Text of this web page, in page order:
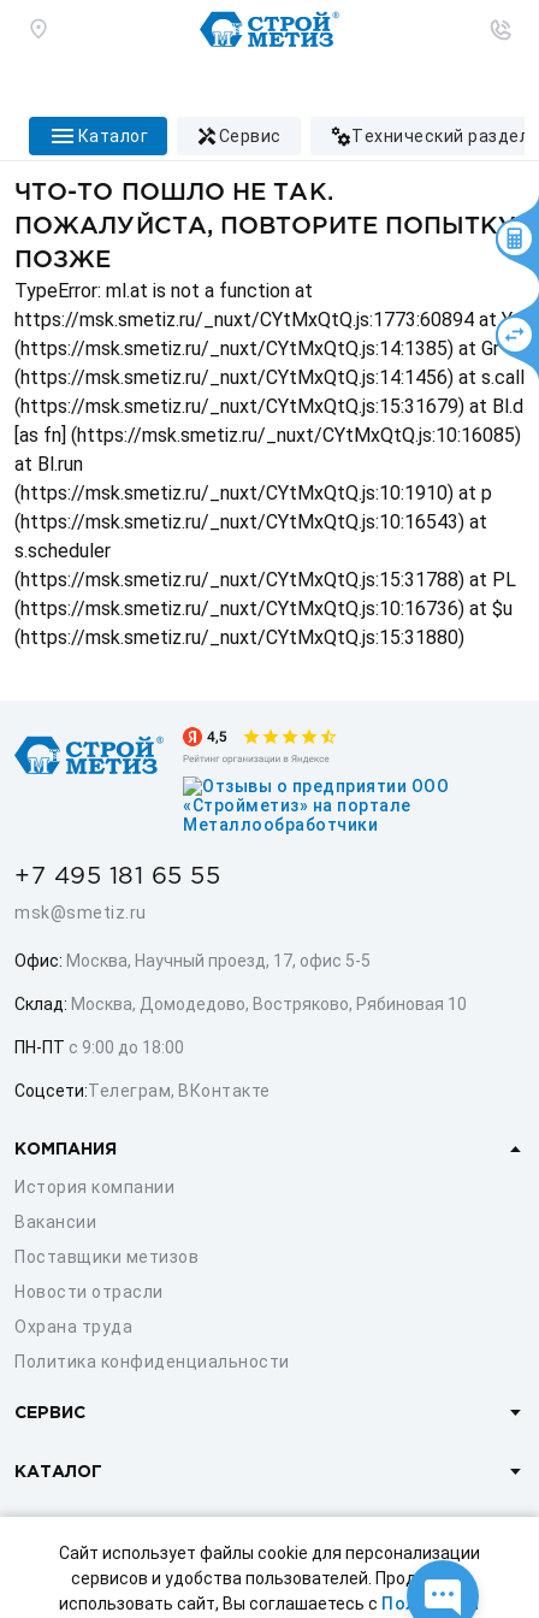
Сайт использует файлы cookie для персонализации
сервисов и удобства пользователей. Продолжая
использовать сайт, Вы соглашаетесь с Политикой
каталог сервис технический раздел
ЧТО-ТО ПОШЛО НЕ ТАК.
ПОЖАЛУЙСТА, ПОВТОРИТЕ ПОПЫТКУ
ПОЗЖЕ
TypeError: ml.at is not a function at
https://msk.smetiz.ru/_nuxt/CYtMxQtQ.js:1773:60894 at Ys
(https://msk.smetiz.ru/_nuxt/CYtMxQtQ.js:14:1385) at Gr
(https://msk.smetiz.ru/_nuxt/CYtMxQtQ.js:14:1456) at s.call
(https://msk.smetiz.ru/_nuxt/CYtMxQtQ.js:15:31679) at Bl.d
[as fn] (https://msk.smetiz.ru/_nuxt/CYtMxQtQ.js:10:16085)
at Bl.run
(https://msk.smetiz.ru/_nuxt/CYtMxQtQ.js:10:1910) at p
(https://msk.smetiz.ru/_nuxt/CYtMxQtQ.js:10:16543) at
s.scheduler
(https://msk.smetiz.ru/_nuxt/CYtMxQtQ.js:15:31788) at PL
(https://msk.smetiz.ru/_nuxt/CYtMxQtQ.js:10:16736) at $u
(https://msk.smetiz.ru/_nuxt/CYtMxQtQ.js:15:31880)
+7 495 181 65 55
msk@smetiz.ru
Офис: Москва, Научный проезд, 17, офис 5-5
Склад: Москва, Домодедово, Востряково, Рябиновая 10
ПН-ПТ с 9:00 до 18:00
Соцсети:Телеграм, ВКонтакте
КОМПАНИЯ
История компании
Вакансии
Поставщики метизов
Новости отрасли
Охрана труда
Политика конфиденциальности
СЕРВИС
КАТАЛОГ